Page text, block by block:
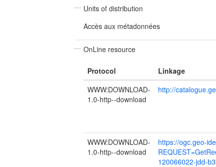
Units of distribution
Accès aux métadonnées
OnLine resource
Protocol
Linkage
WWW:DOWNLOAD-
1.0-http--download
http://
WWW:DOWNLOAD-
1.0-http--download
https://ogc.geo-
120066022-jdd-